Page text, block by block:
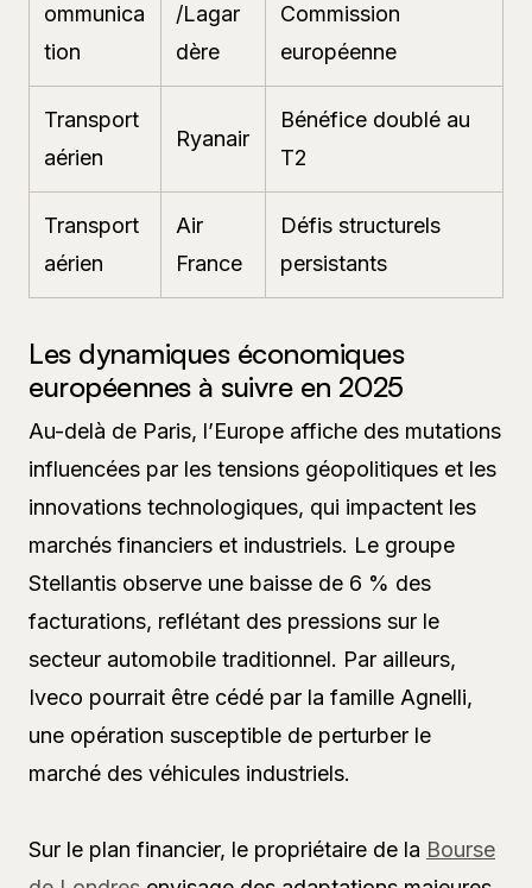
ommunica
tion
/Lagar
dère
Commission
européenne
Transport
aérien
Ryanair
Bénéfice doublé au
T2
Transport
aérien
Air
France
Défis structurels
persistants
Les dynamiques économiques
européennes à suivre en 2025
Au-delà de Paris, l’Europe affiche des mutations
influencées par les tensions géopolitiques et les
innovations technologiques, qui impactent les
marchés financiers et industriels. Le groupe
Stellantis observe une baisse de 6 % des
facturations, reflétant des pressions sur le
secteur automobile traditionnel. Par ailleurs,
Iveco pourrait être cédé par la famille Agnelli,
une opération susceptible de perturber le
marché des véhicules industriels.
Sur le plan financier, le propriétaire de la Bourse